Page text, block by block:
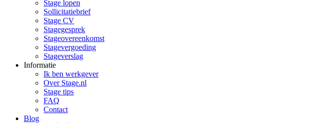
Stage lopen
Sollicitatiebrief
Stage CV
Stagegesprek
Stageovereenkomst
Stagevergoeding
Stageverslag
Informatie
Ik ben werkgever
Over Stage.nl
Stage tips
FAQ
Contact
Blog